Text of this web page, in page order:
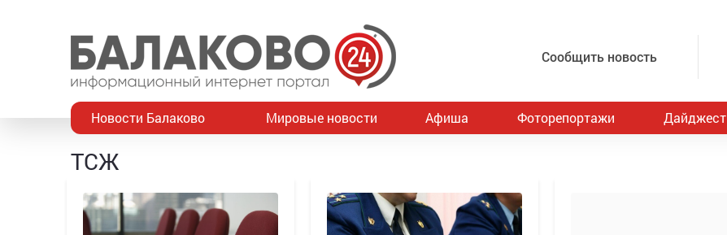
Сообщить новость
Новости Балаково Мировые новости Афиша Фоторепортажи Дайджест
ТСЖ